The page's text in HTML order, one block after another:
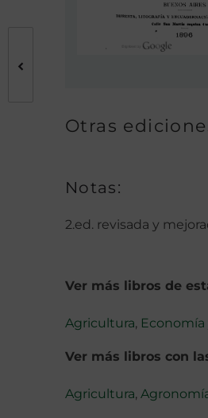
Otras
Notas:
2.ed. revisada y
Ver más libros de
Agricultura, Economía
Ver más libros con
Agricultura,